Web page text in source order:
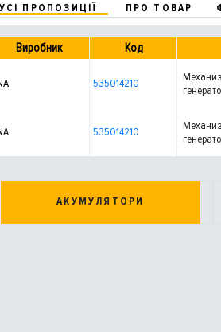
УСІ ПРОПОЗИЦІЇ ПРО ТОВАР
Виробник Код
535014210
535014210
АКУМУЛЯТОРИ